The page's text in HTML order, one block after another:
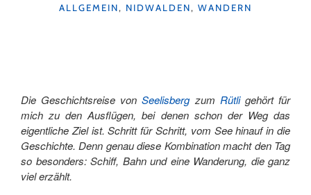
KATEGORIEN
ALLGEMEIN, NIDWALDEN, WANDERN
Die Geschichtsreise vonSeelisbergzum Rütligehört für
mich zu den Ausflügen, bei denen schon der Weg das
eigentliche Ziel ist. Schritt für Schritt, vom See hinauf in die
Geschichte. Denn genau diese Kombination macht den Tag
so besonders: Schiff, Bahn und eine Wanderung, die ganz
viel erzählt.